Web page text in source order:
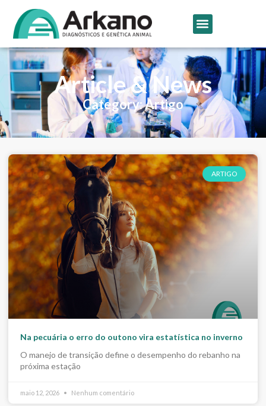
Article & News
Category: Artigo
ARTIGO
Na pecuária o erro do outono vira estatística no inverno
O manejo de transição define o desempenho do rebanho na
próxima estação
maio 12, 2026 Nenhum comentário